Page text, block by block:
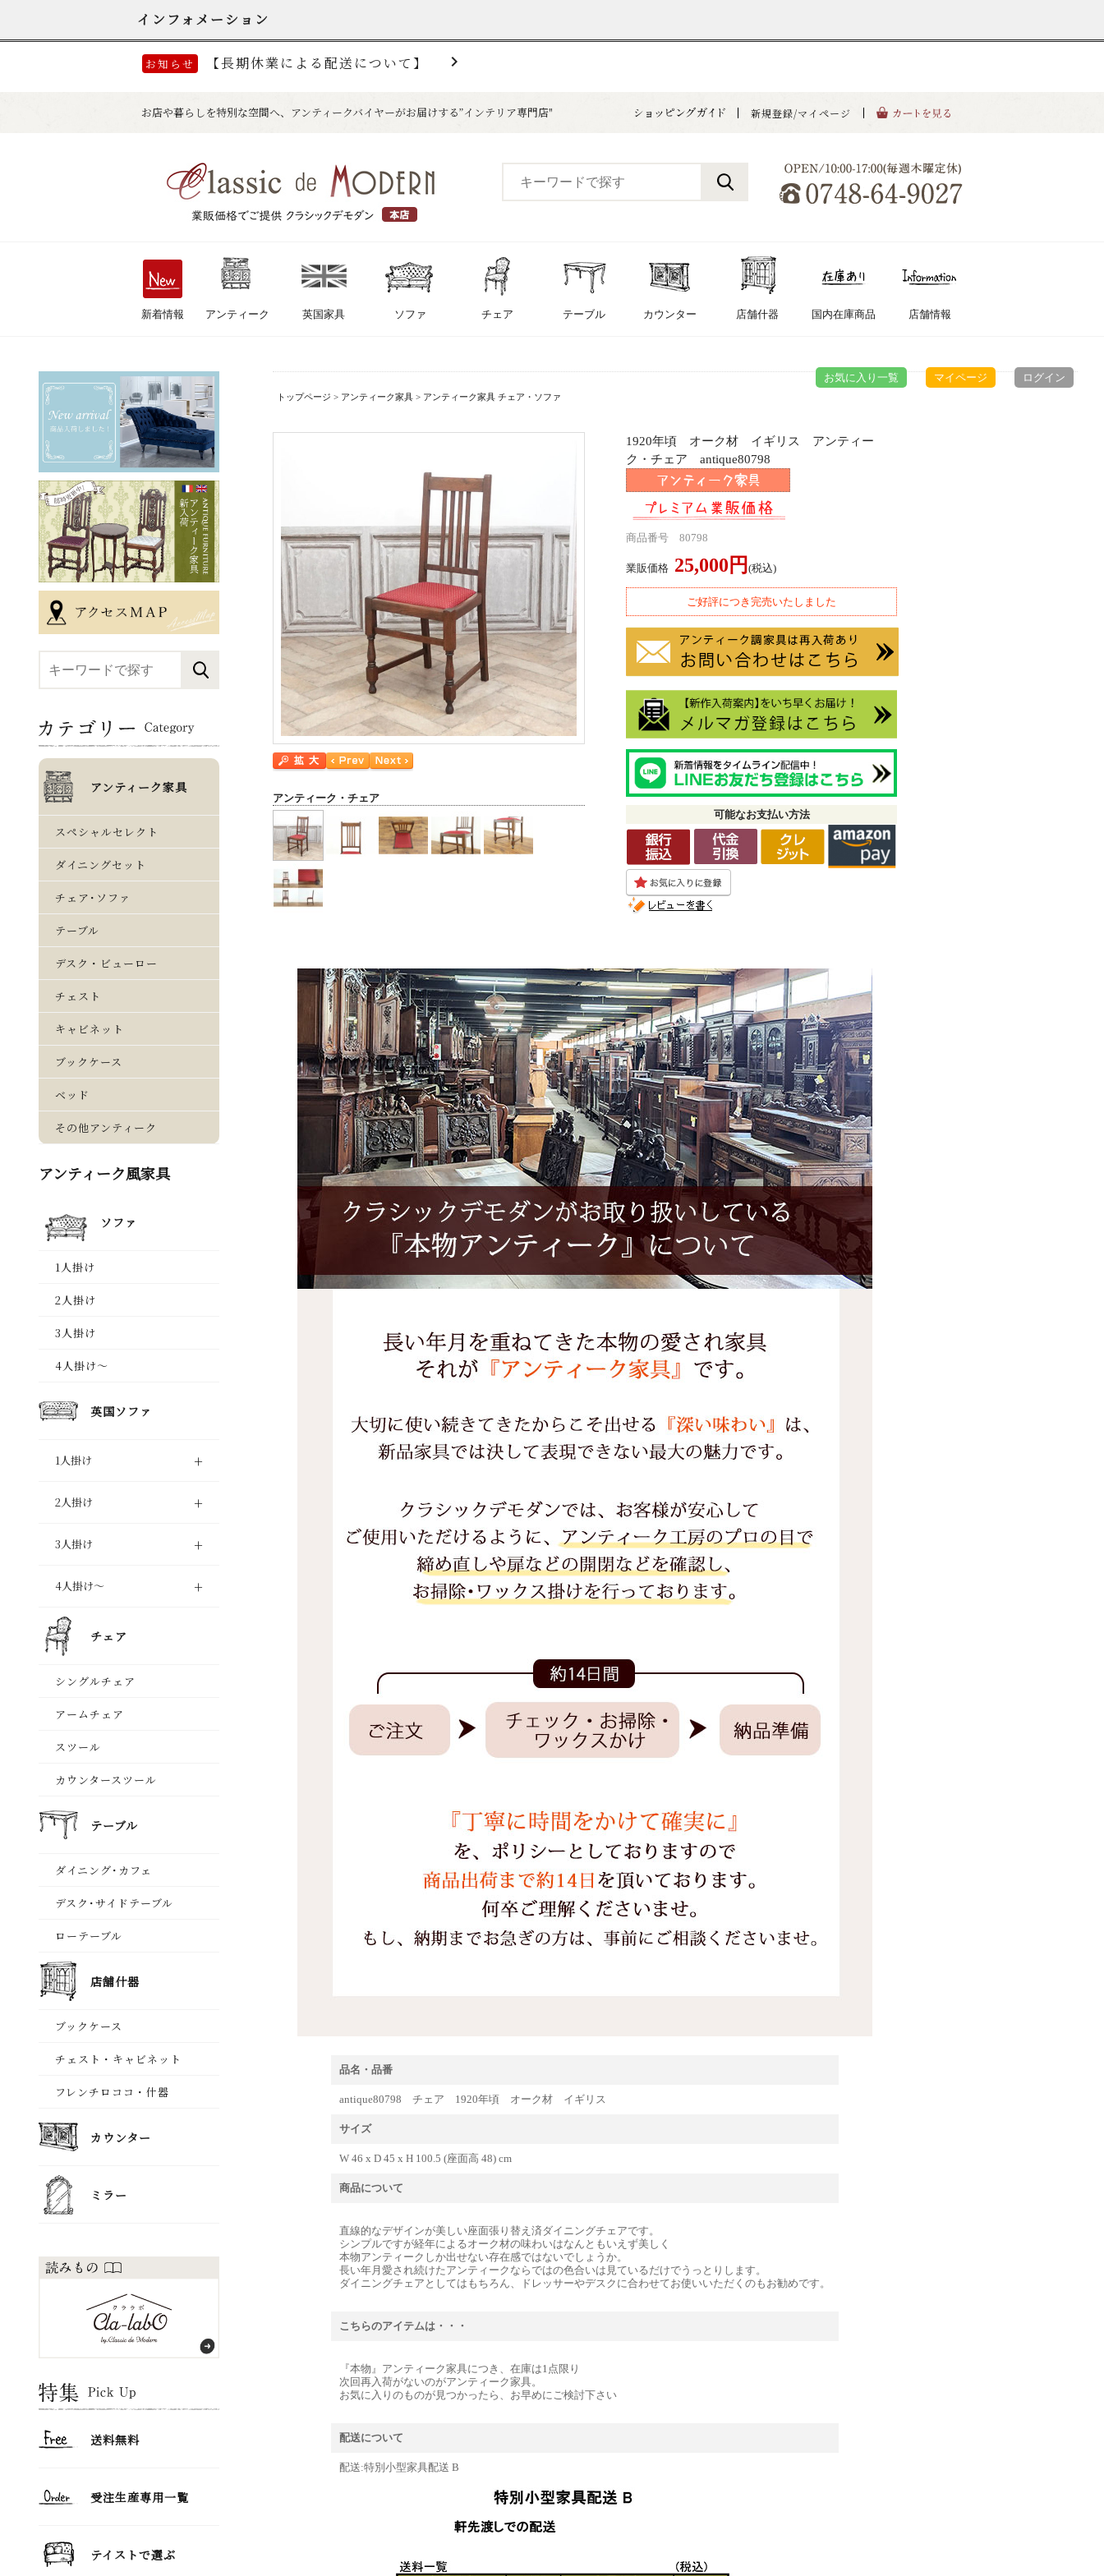
お気に入り一覧 マイページ ログイン
トップページ > アンティーク家具 > アンティーク家具 チェア・ソファ
1920年頃 オーク材 イギリス アンティー
ク・チェア antique80798
商品番号 80798
業販価格 25,000円 (税込)
ご好評につき完売いたしました
可能なお支払い方法
アンティーク・チェア
品名・品番
antique80798 チェア 1920年頃 オーク材 イギリス
サイズ
W 46 x D 45 x H 100.5 (座面高 48) cm
商品について
直線的なデザインが美しい座面張り替え済ダイニングチェアです。
シンプルですが経年によるオーク材の味わいはなんともいえず美しく
本物アンティークしか出せない存在感ではないでしょうか。
長い年月愛され続けたアンティークならではの色合いは見ているだけでうっとりします。
ダイニングチェアとしてはもちろん、ドレッサーやデスクに合わせてお使いいただくのもお勧めです。
こちらのアイテムは・・・
『本物』アンティーク家具につき、在庫は1点限り
次回再入荷がないのがアンティーク家具。
お気に入りのものが見つかったら、お早めにご検討下さい
配送について
配送:特別小型家具配送 B